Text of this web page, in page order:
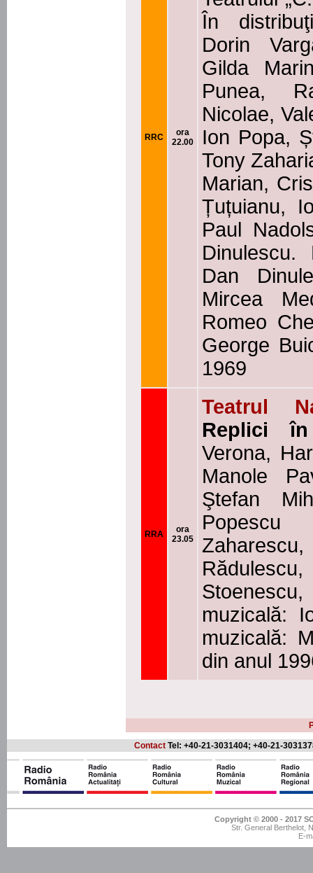
RRC
ora
22.00
În
Dorin
Gilda
Punea,
Nicolae,
Ion Popa,
Tony
Marian,
Țuțuianu,
Paul
Dinulescu.
Dan
Mircea
Romeo
George
1969
RRA
ora
23.05
Teatrul
Replici
Verona,
Manole
Ştefan
Zaharescu,
muzicală:
muzicală:
din anul
Contact Tel: +40-21-3031404; +40-21-
Copyright © 2000 - 2017
Str. General Berthelot,
E-